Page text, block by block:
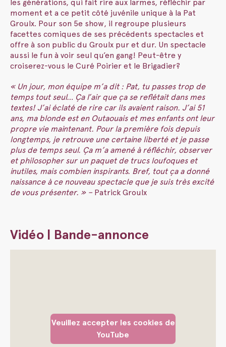
les générations, qui fait rire aux larmes, réfléchir par
moment et a ce petit côté juvénile unique à la Pat
Groulx. Pour son 5e show, il regroupe plusieurs
facettes comiques de ses précédents spectacles et
offre à son public du Groulx pur et dur. Un spectacle
aussi le fun à voir seul qu’en gang! Peut-être y
croiserez-vous le Curé Poirier et le Brigadier?
« Un jour, mon équipe m’a dit : Pat, tu passes trop de
temps tout seul… Ça l’air que ça se reflétait dans mes
textes! J’ai éclaté de rire car ils avaient raison. J’ai 51
ans, ma blonde est en Outaouais et mes enfants ont leur
propre vie maintenant. Pour la première fois depuis
longtemps, je retrouve une certaine liberté et je passe
plus de temps seul. Ça m’a amené à réfléchir, observer
et philosopher sur un paquet de trucs loufoques et
inutiles, mais combien inspirants. Bref, tout ça a donné
naissance à ce nouveau spectacle que je suis très excité
de vous présenter. » – Patrick Groulx
Vidéo | Bande-annonce
Veuillez accepter les cookies de
YouTube